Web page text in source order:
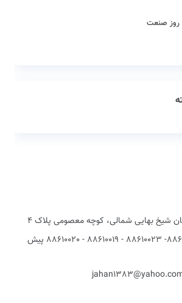
روز صنعت
شیخ بهایی شمالی، کوچه معصومی پلاک 4
تلفن تماس: 88610021- 88610023 - 88610019 - 88610020 پیش